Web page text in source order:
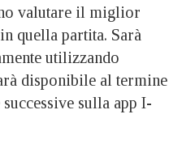
valutare il miglior
quella partita. Sarà
utilizzando
disponibile al termine
sulla app I-